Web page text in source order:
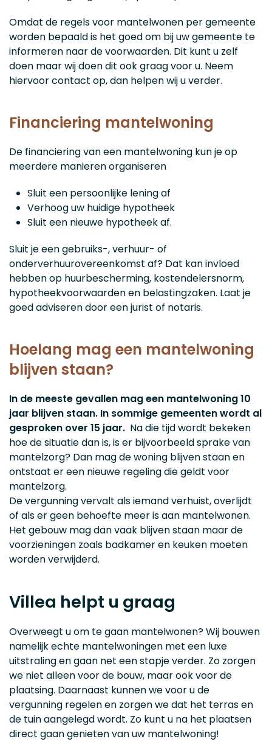
Omdat de regels voor mantelwonen per gemeente
worden bepaald is het goed om bij uw gemeente te
informeren naar de voorwaarden. Dit kunt u zelf
doen maar wij doen dit ook graag voor u. Neem
hiervoor contact op, dan helpen wij u verder.
Financiering mantelwoning
De financiering van een mantelwoning kun je op
meerdere manieren organiseren
Sluit een persoonlijke lening af
Verhoog uw huidige hypotheek
Sluit een nieuwe hypotheek af.
Sluit je een gebruiks-, verhuur- of
onderverhuurovereenkomst af? Dat kan invloed
hebben op huurbescherming, kostendelersnorm,
hypotheekvoorwaarden en belastingzaken. Laat je
goed adviseren door een jurist of notaris.
Hoelang mag een mantelwoning
blijven staan?
In de meeste gevallen mag een mantelwoning 10
jaar blijven staan. In sommige gemeenten wordt al
gesproken over 15 jaar. Na die tijd wordt bekeken
hoe de situatie dan is, is er bijvoorbeeld sprake van
mantelzorg? Dan mag de woning blijven staan en
ontstaat er een nieuwe regeling die geldt voor
mantelzorg.
De vergunning vervalt als iemand verhuist, overlijdt
of als er geen behoefte meer is aan mantelwonen.
Het gebouw mag dan vaak blijven staan maar de
voorzieningen zoals badkamer en keuken moeten
worden verwijderd.
Villea helpt u graag
Overweegt u om te gaan mantelwonen? Wij bouwen
namelijk echte mantelwoningen met een luxe
uitstraling en gaan net een stapje verder. Zo zorgen
we niet alleen voor de bouw, maar ook voor de
plaatsing. Daarnaast kunnen we voor u de
vergunning regelen en zorgen we dat het terras en
de tuin aangelegd wordt. Zo kunt u na het plaatsen
direct gaan genieten van uw mantelwoning!